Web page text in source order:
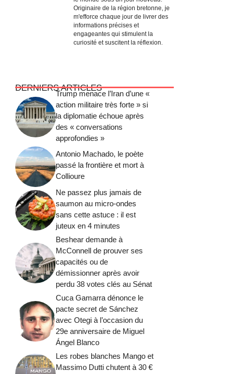
Originaire de la région bretonne, je
m'efforce chaque jour de livrer des
informations précises et
engageantes qui stimulent la
curiosité et suscitent la réflexion.
DERNIERS ARTICLES
Trump menace l’Iran d’une «
action militaire très forte » si
la diplomatie échoue après
des « conversations
approfondies »
Antonio Machado, le poète
passé la frontière et mort à
Collioure
Ne passez plus jamais de
saumon au micro-ondes
sans cette astuce : il est
juteux en 4 minutes
Beshear demande à
McConnell de prouver ses
capacités ou de
démissionner après avoir
perdu 38 votes clés au Sénat
Cuca Gamarra dénonce le
pacte secret de Sánchez
avec Otegi à l’occasion du
29e anniversaire de Miguel
Ángel Blanco
Les robes blanches Mango et
Massimo Dutti chutent à 30 €